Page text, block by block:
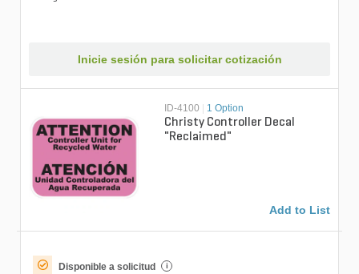
Inicie sesión para solicitar cotización
ID-4100 1 Option
Christy Controller Decal
"Reclaimed"
Add to List
Disponible a solicitud i